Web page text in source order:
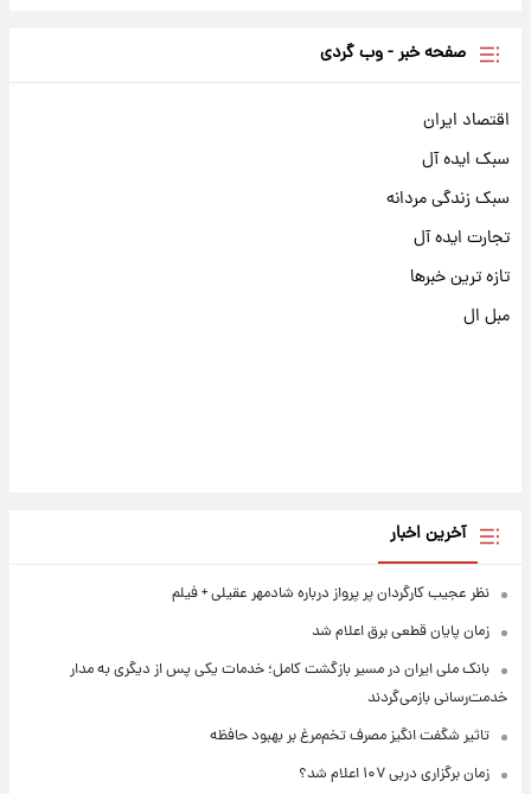
صفحه خبر - وب گردی
اقتصاد ایران
سبک ایده آل
سبک زندگی مردانه
تجارت ایده آل
تازه ترین خبرها
مبل ال
آخرین اخبار
نظر عجیب کارگردان پر پرواز درباره شادمهر عقیلی + فیلم
زمان پایان قطعی برق اعلام شد
بانک ملی ایران در مسیر بازگشت کامل؛ خدمات یکی پس از دیگری به مدار
خدمت‌رسانی بازمی‌گردند
تاثیر شگفت انگیز مصرف تخم‌مرغ بر بهبود حافظه
زمان برگزاری دربی ۱۰۷ اعلام شد؟